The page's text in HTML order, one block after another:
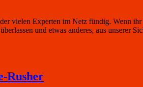
vielen Experten im Netz fündig. Wenn
und etwas anderes, aus unserer
Rusher